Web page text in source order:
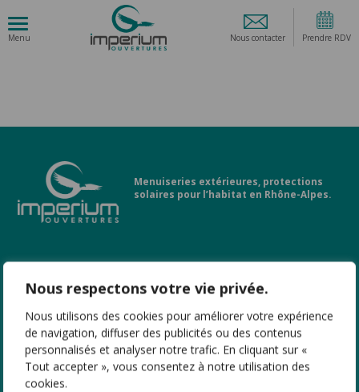
Nous respectons votre vie privée.
Nous utilisons des cookies pour améliorer votre expérience
de navigation, diffuser des publicités ou des contenus
personnalisés et analyser notre trafic. En cliquant sur «
Tout accepter », vous consentez à notre utilisation des
cookies.
Nous contacter Prendre RDV
Menuiseries extérieures, protections
solaires pour l’habitat en Rhône-Alpes.
PRODUITS
NOS AGENCES